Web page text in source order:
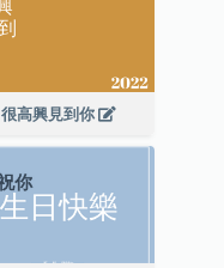
很高興見到你